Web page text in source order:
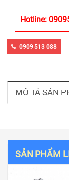
Hotline:
0909 513 088
MÔ TẢ SẢN
SẢN PHẨM